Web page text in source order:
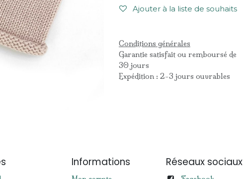
Ajouter à la liste de souhaits
Conditions générales
Garantie satisfait ou remboursé de
30 jours
Expédition : 2-3 jours ouvrables
Informations Réseaux sociaux